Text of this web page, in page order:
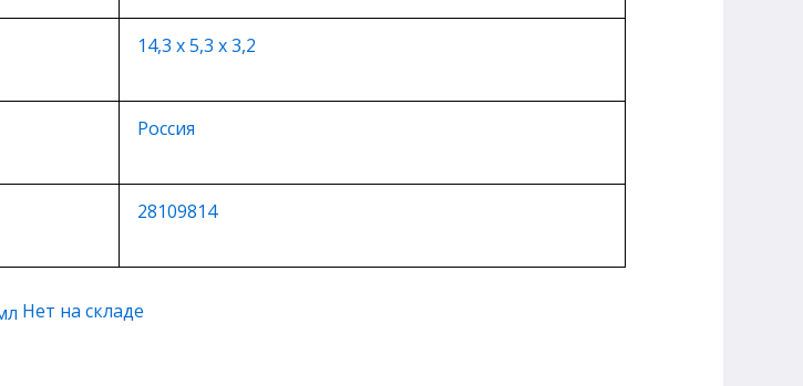
14,3 х 5,3 х 3,2
Россия
28109814
Нет на складе